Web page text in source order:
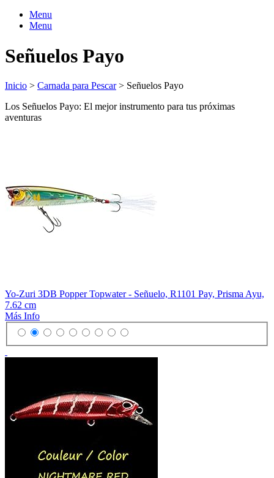
Menu
Menu
Señuelos Payo
Inicio > Carnada para Pescar> Señuelos Payo
Los Señuelos Payo: El mejor instrumento para tus próximas
aventuras
Yo-Zuri 3DB Popper Topwater - Señuelo, R1101 Pay, Prisma Ayu,
7.62 cm
Más Info